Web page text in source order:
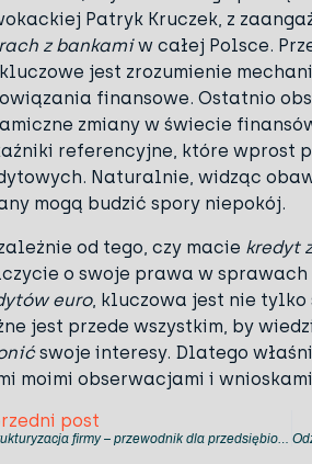
Patryk Kruczek, z
z bankamiw całej Polsce.
jest zrozumienie
finansowe. Ostatnio
zmiany w świecie
referencyjne, które wprost
Naturalnie, widząc
mogą budzić spory niepokój.
od tego, czy macie kredyt
o swoje prawa w sprawach
euro, kluczowa jest nie
jest przede wszystkim, by
swoje interesy. Dlatego
moimi obserwacjami i
post
Restrukturyzacja firmy – przewodnik dla przedsiębiorców